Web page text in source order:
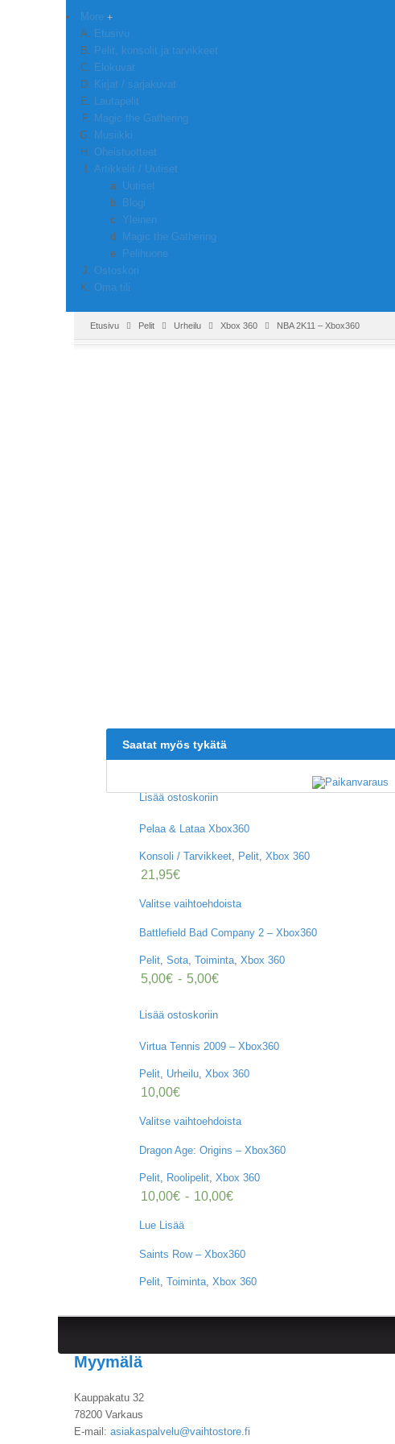
More
Etusivu
Pelit, konsolit ja tarvikkeet
Elokuvat
Kirjat / sarjakuvat
Lautapelit
Magic the Gathering
Musiikki
Oheistuotteet
Artikkelit / Uutiset
Uutiset
Blogi
Yleinen
Magic the Gathering
Pelihuone
Ostoskori
Oma tili
Etusivu Pelit Urheilu Xbox 360 NBA 2K11 – Xbox360
Saatat myös tykätä
Lisää ostoskoriin
Pelaa & Lataa Xbox360
Konsoli / Tarvikkeet, Pelit, Xbox 360
21,95€
Valitse vaihtoehdoista
Battlefield Bad Company 2 – Xbox360
Pelit, Sota, Toiminta, Xbox 360
5,00€ - 5,00€
Lisää ostoskoriin
Virtua Tennis 2009 – Xbox360
Pelit, Urheilu, Xbox 360
10,00€
Valitse vaihtoehdoista
Dragon Age: Origins – Xbox360
Pelit, Roolipelit, Xbox 360
10,00€ - 10,00€
Lue Lisää
Saints Row – Xbox360
Pelit, Toiminta, Xbox 360
Myymälä
Kauppakatu 32
78200 Varkaus
E-mail: asiakaspalvelu@vaihtostore.fi